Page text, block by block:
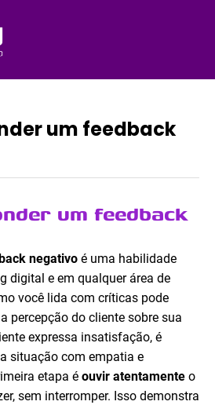
um feedback
um feedback
negativo é uma habilidade
digital e em qualquer área de
você lida com críticas pode
percepção do cliente sobre sua
expressa insatisfação, é
situação com empatia e
etapa é ouvir atentamente o
sem interromper. Isso demonstra